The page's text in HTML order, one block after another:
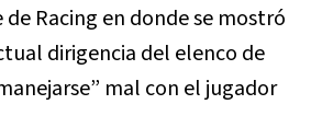
Racing en donde se mostró
dirigencia del elenco de
mal con el jugador